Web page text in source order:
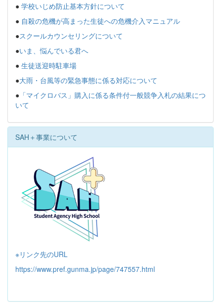
● 学校いじめ防止基本方針について
● 自殺の危機が高まった生徒への危機介入マニュアル
●スクールカウンセリングについて
●いま、悩んでいる君へ
● 生徒送迎時駐車場
●大雨・台風等の緊急事態に係る対応について
● 「マイクロバス」購入に係る条件付一般競争入札の結果につ
いて
SAH＋事業について
※リンク先のURL
https://www.pref.gunma.jp/page/747557.html